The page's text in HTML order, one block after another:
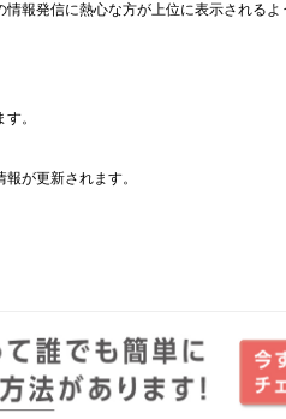
報発信に熱心な方が上位に表示される
。
が更新されます。